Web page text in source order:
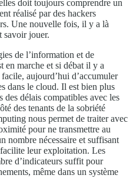
doit toujours comprendre un
réalisé par des hackers
Une nouvelle fois, il y a là
savoir jouer.
de l’information et de
marche et si débat il y a
aujourd’hui d’accumuler
dans le cloud. Il est bien plus
délais compatibles avec les
des tenants de la sobriété
nous permet de traiter avec
pour ne transmettre au
nombre nécessaire et suffisant
leur exploitation. Les
d’indicateurs suffit pour
même dans un système